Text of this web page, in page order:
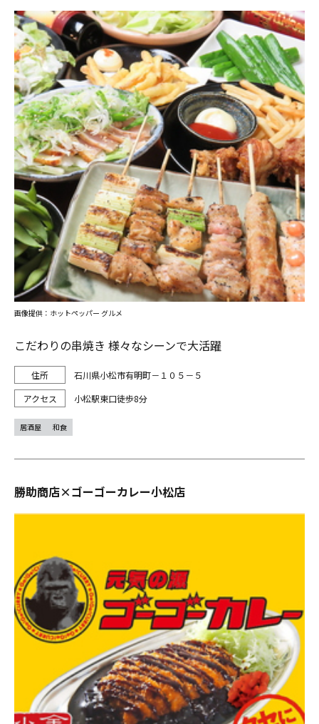
こだわりの串焼き 様々なシーンで大活躍
石川県小松市有明町－１０５－５
小松駅東口徒歩8分
画像提供：ホットペッパー グルメ
居酒屋 和食
勝助商店×ゴーゴーカレー小松店